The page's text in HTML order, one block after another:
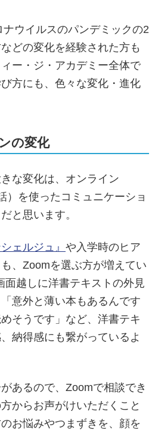
ウイルスのパンデミックの2
どの変化を経験された方も
ー・ジ・アカデミー全体で
方にも、色々な変化・進化
の変化
な変化は、オンライン
）を使ったコミュニケーショ
と思います。
ェルジュ』 や入学時のヒア
、Zoomを選ぶ方が増えてい
面越しに洋書テキストの外見
意外と薄い本もあるんです
そうです」など、洋書テキ
納得感にも繋がっているよ
あるので、Zoomで相談でき
からお声がけいただくこと
お悩みやつまずきを、顔を